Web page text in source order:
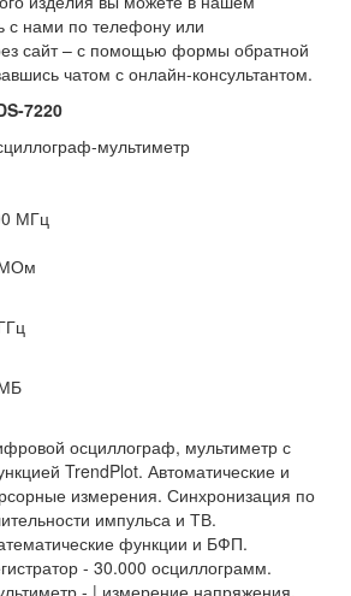
с нами по телефону или
сайт – с помощью формы обратной
чатом с онлайн-консультантом.
7220
мультиметр
МГц
осциллограф, мультиметр с
TrendPlot. Автоматические и
измерения. Синхронизация по
импульса и ТВ.
функции и БФП.
- 30.000 осциллограмм.
- | измерение напряжения,